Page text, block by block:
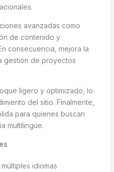
avanzadas como
de contenido y
consecuencia, mejora la
gestión de proyectos
ligero y optimizado, lo
del sitio. Finalmente,
para quienes buscan
multilingüe.
idiomas